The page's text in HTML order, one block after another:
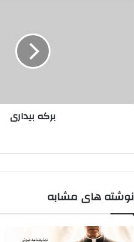
برکه بیداری
نوشته های مشابه